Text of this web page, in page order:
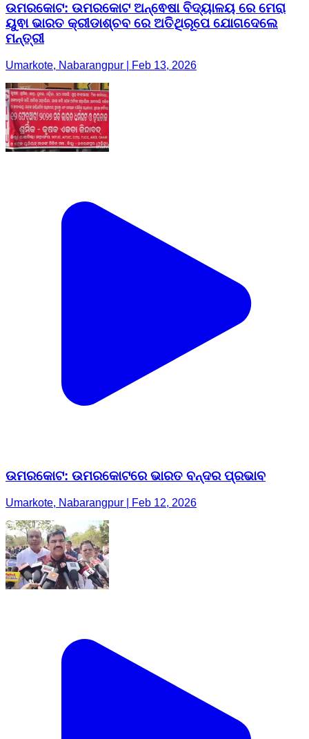
ଉମରକୋଟ: ଉମରକୋଟ ଅନ୍ଵେଷା ବିଦ୍ୟାଳୟ ରେ ମେରା
ୟୁଵା ଭାରତ କ୍ରୀଡାଶ୍ଚବ ରେ ଅତିଥିରୂପେ ଯୋଗଦେଲେ
ମନ୍ତ୍ରୀ
Umarkote, Nabarangpur | Feb 13, 2026
ଉମରକୋଟ: ଉମରକୋଟରେ ଭାରତ ବନ୍ଦର ପ୍ରଭାବ
Umarkote, Nabarangpur | Feb 12, 2026